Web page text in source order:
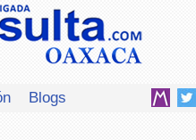
Blogs